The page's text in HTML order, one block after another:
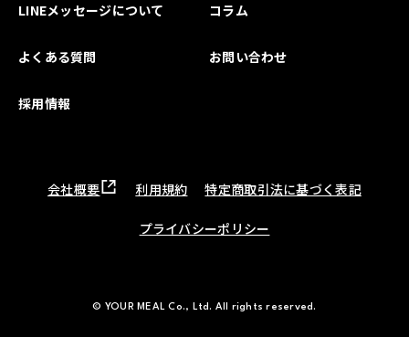
LINEメッセージについて コラム
よくある質問 お問い合わせ
採用情報
会社概要 利用規約 特定商取引法に基づく表記
プライバシーポリシー
© YOUR MEAL Co., Ltd. All rights reserved.